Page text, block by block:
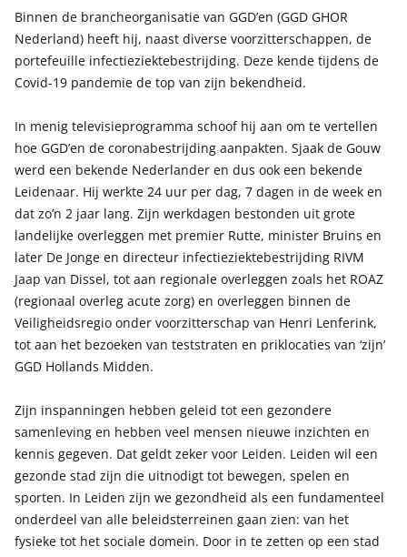
Binnen de brancheorganisatie van GGD’en (GGD GHOR
Nederland) heeft hij, naast diverse voorzitterschappen, de
portefeuille infectieziektebestrijding. Deze kende tijdens de
Covid-19 pandemie de top van zijn bekendheid.
In menig televisieprogramma schoof hij aan om te vertellen
hoe GGD’en de coronabestrijding aanpakten. Sjaak de Gouw
werd een bekende Nederlander en dus ook een bekende
Leidenaar. Hij werkte 24 uur per dag, 7 dagen in de week en
dat zo’n 2 jaar lang. Zijn werkdagen bestonden uit grote
landelijke overleggen met premier Rutte, minister Bruins en
later De Jonge en directeur infectieziektebestrijding RIVM
Jaap van Dissel, tot aan regionale overleggen zoals het ROAZ
(regionaal overleg acute zorg) en overleggen binnen de
Veiligheidsregio onder voorzitterschap van Henri Lenferink,
tot aan het bezoeken van teststraten en priklocaties van ‘zijn’
GGD Hollands Midden.
Zijn inspanningen hebben geleid tot een gezondere
samenleving en hebben veel mensen nieuwe inzichten en
kennis gegeven. Dat geldt zeker voor Leiden. Leiden wil een
gezonde stad zijn die uitnodigt tot bewegen, spelen en
sporten. In Leiden zijn we gezondheid als een fundamenteel
onderdeel van alle beleidsterreinen gaan zien: van het
fysieke tot het sociale domein. Door in te zetten op een stad